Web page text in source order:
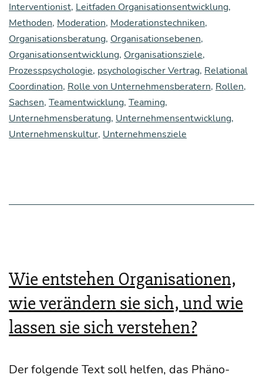
ti­
on:
Hilf­
rei­
che
Fra­
ge-
die
ti­
ons­
be­
tung
Interventionist, Leitfaden Organisationsentwicklung,
Methoden, Moderation, Moderationstechniken,
Organisationsberatung, Organisationsebenen,
Organisationsentwicklung, Organisationsziele,
Prozesspsychologie, psychologischer Vertrag, Relational
Coordination, Rolle von Unternehmensberatern, Rollen,
Sachsen, Teamentwicklung, Teaming,
Unternehmensberatung, Unternehmensentwicklung,
Unternehmenskultur, Unternehmensziele
Wie entstehen Organisationen,
wie verändern sie sich, und wie
lassen sie sich verstehen?
Der fol­gen­de Text soll hel­fen, das Phä­no­